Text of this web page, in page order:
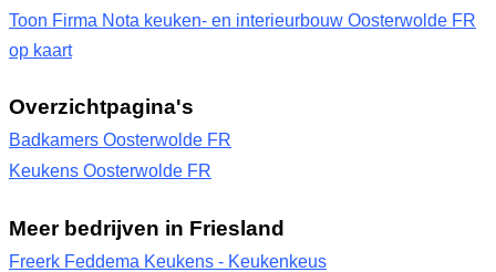
Toon Firma Nota keuken- en interieurbouw Oosterwolde FR
op kaart
Overzichtpagina's
Badkamers Oosterwolde FR
Keukens Oosterwolde FR
Meer bedrijven in Friesland
Freerk Feddema Keukens - Keukenkeus